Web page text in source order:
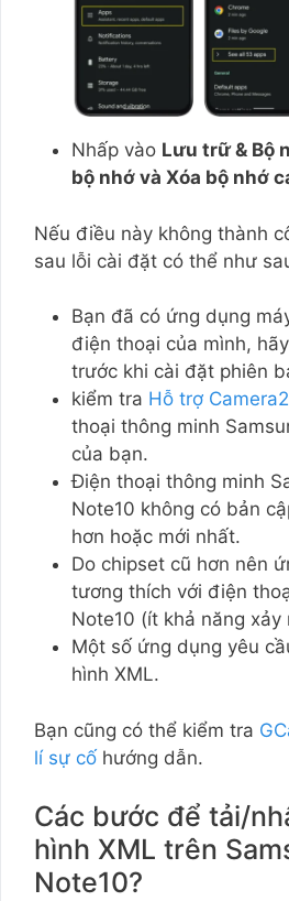
Nhấp vào Lưu trữ & Bộ
bộ nhớ và Xóa bộ nhớ
Nếu điều này không thành
sau lỗi cài đặt có thể như
Bạn đã có ứng dụng
điện thoại của mình,
trước khi cài đặt phiên
kiểm tra Hỗ trợ
thoại thông minh
của bạn.
Điện thoại thông minh
Note10 không có bản
hơn hoặc mới nhất.
Do chipset cũ hơn nên
tương thích với điện
Note10 (ít khả năng xảy
Một số ứng dụng yêu
hình XML.
Bạn cũng có thể kiểm tra
lí sự cốhướng dẫn.
Các bước để tải/
hình XML trên
Note10?